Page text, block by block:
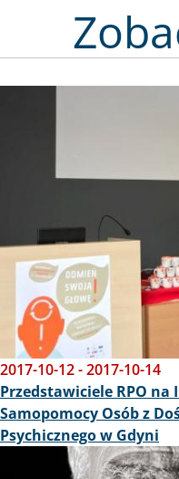
2017-10-12-2017-10-14
Przedstawiciele RPO
Samopomocy Osób z
Psychicznego w Gdyni